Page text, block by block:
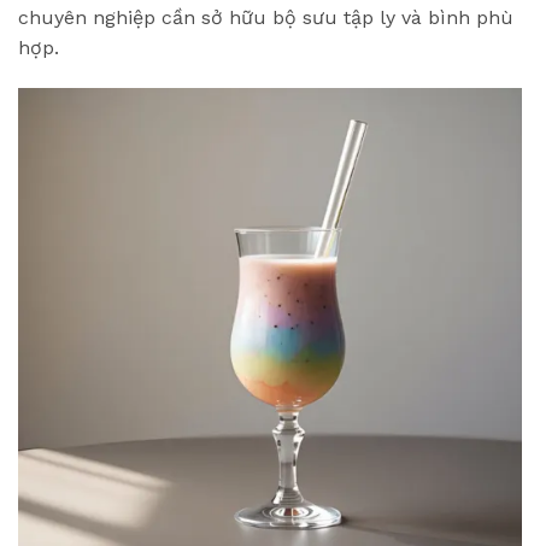
chuyên nghiệp cần sở hữu bộ sưu tập ly và bình phù
hợp.